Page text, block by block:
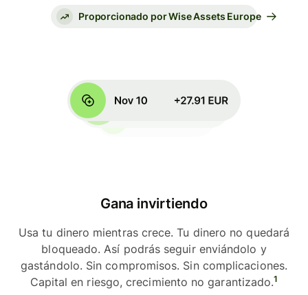
Proporcionado por Wise Assets Europe
Gana invirtiendo
Usa tu dinero mientras crece. Tu dinero no quedará
bloqueado. Así podrás seguir enviándolo y
gastándolo. Sin compromisos. Sin complicaciones.
Capital en riesgo, crecimiento no garantizado.1